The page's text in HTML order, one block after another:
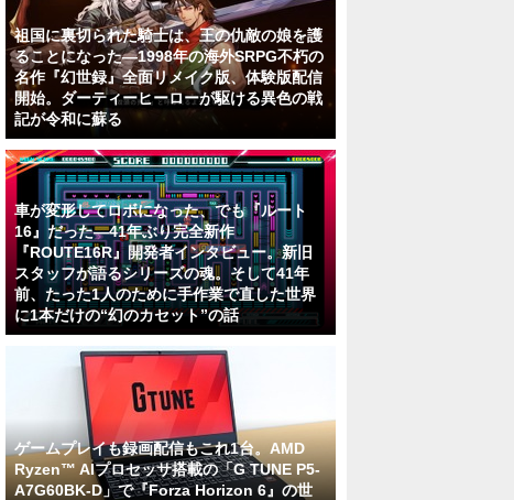
祖国に裏切られた騎士は、王の仇敵の娘を護
ることになった―1998年の海外SRPG不朽の
名作『幻世録』全面リメイク版、体験版配信
開始。ダーティーヒーローが駆ける異色の戦
記が令和に蘇る
車が変形してロボになった、でも『ルート
16』だった―41年ぶり完全新作
『ROUTE16R』開発者インタビュー。新旧
スタッフが語るシリーズの魂。そして41年
前、たった1人のために手作業で直した世界
に1本だけの“幻のカセット”の話
ゲームプレイも録画配信もこれ1台。AMD
Ryzen™ AIプロセッサ搭載の「G TUNE P5-
A7G60BK-D」で『Forza Horizon 6』の世